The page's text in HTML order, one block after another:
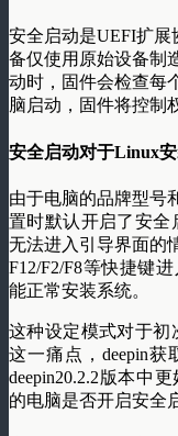
安全启动是UEFI扩
备仅使用原始设备制
动时，固件会检查每
脑启动，固件将控制
安全启动对于Linux
由于电脑的品牌型号
置时默认开启了安全
无法进入引导界面的
F12/F2/F8等快捷键
能正常安装系统。
这种设定模式对于初
这一痛点，deepin
deepin20.2.2版本中
的电脑是否开启安全